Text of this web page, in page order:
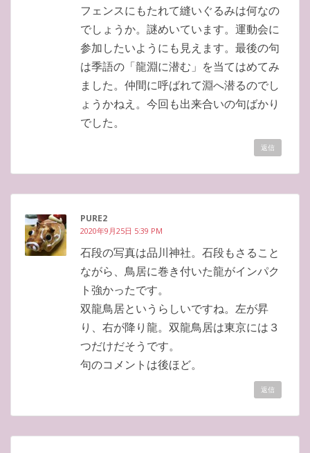
フェンスにもたれて縫いぐるみは何なの
でしょうか。謎めいています。運動会に
参加したいようにも見えます。最後の句
は季語の「龍淵に潜む」を当てはめてみ
ました。仲間に呼ばれて淵へ潜るのでし
ょうかねえ。今回も出来合いの句ばかり
でした。
返信
PURE2
2020年9月25日 5:39 PM
石段の写真は品川神社。石段もさること
ながら、鳥居に巻き付いた龍がインパク
ト強かったです。
双龍鳥居というらしいですね。左が昇
り、右が降り龍。双龍鳥居は東京には３
つだけだそうです。
句のコメントは後ほど。
返信